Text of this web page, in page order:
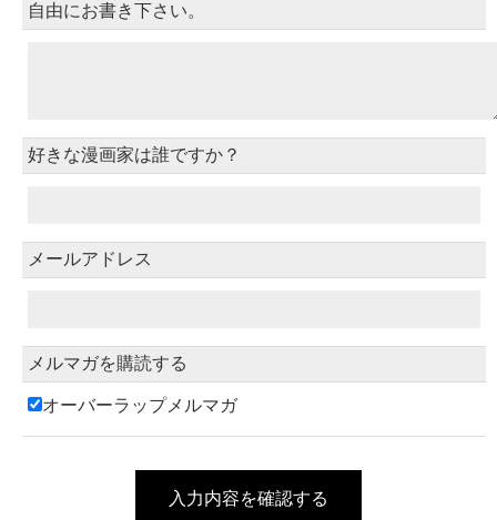
自由にお書き下さい。
好きな漫画家は誰ですか？
メールアドレス
メルマガを購読する
オーバーラップメルマガ
入力内容を確認する